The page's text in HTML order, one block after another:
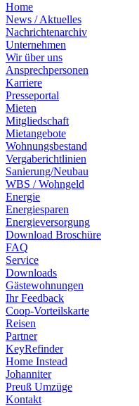
Home
News / Aktuelles
Nachrichtenarchiv
Unternehmen
Wir über uns
Ansprechpersonen
Karriere
Presseportal
Mieten
Mitgliedschaft
Mietangebote
Wohnungsbestand
Vergaberichtlinien
Sanierung/Neubau
WBS / Wohngeld
Energie
Energiesparen
Energieversorgung
Download Broschüre
FAQ
Service
Downloads
Gästewohnungen
Ihr Feedback
Coop-Vorteilskarte
Reisen
Partner
KeyRefinder
Home Instead
Johanniter
Preuß Umzüge
Kontakt